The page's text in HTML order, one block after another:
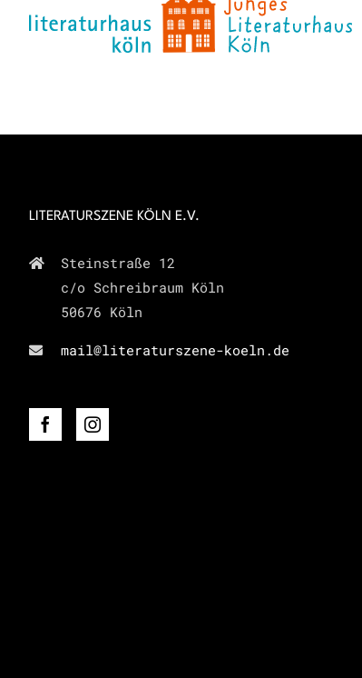
LITERATURSZENE KÖLN E.V.
Steinstraße 12
c/o Schreibraum Köln
50676 Köln
mail@literaturszene-koeln.de